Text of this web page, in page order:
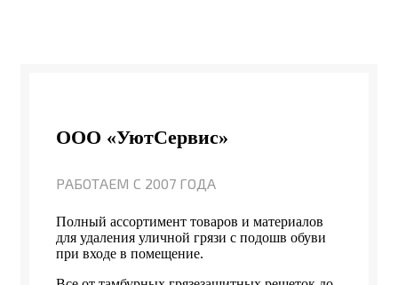
ООО «УютСервис»
РАБОТАЕМ С 2007 ГОДА
Полный ассортимент товаров и материалов
для удаления уличной грязи с подошв обуви
при входе в помещение.